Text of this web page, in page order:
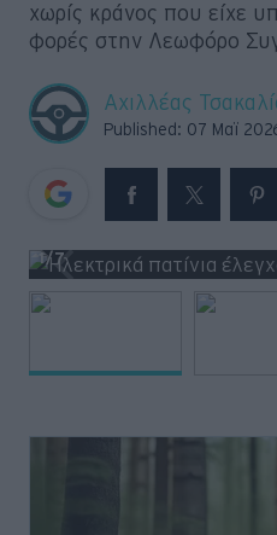
χωρίς κράνος που είχε
φορές στην Λεωφόρο
Αχιλλέας
Published: 07 Μαϊ
1/7
Retro
Moto
Gaming
Συνεντεύξεις